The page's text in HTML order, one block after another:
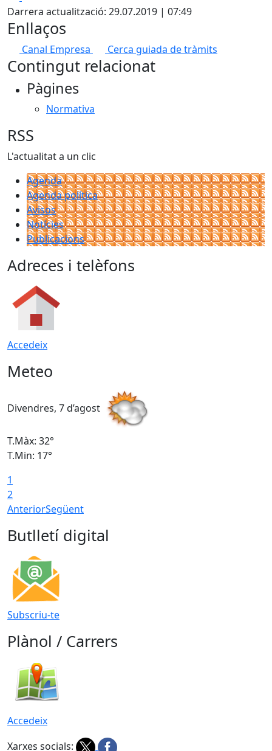
Darrera actualització: 29.07.2019 | 07:49
Enllaços
Canal Empresa Cerca guiada de tràmits
Contingut relacionat
Pàgines
Normativa
RSS
L'actualitat a un clic
Agenda
Agenda política
Avisos
Notícies
Publicacions
Adreces i telèfons
Accedeix
Meteo
Divendres, 7 d’agost
T.Màx: 32°
T.Min: 17°
1
2
AnteriorSegüent
Butlletí digital
Subscriu-te
Plànol / Carrers
Accedeix
Xarxes socials: